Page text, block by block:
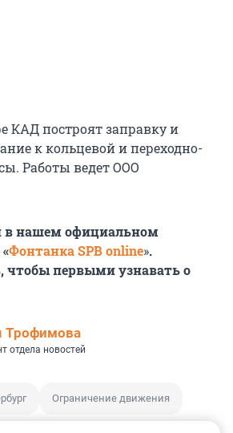
КАД построят заправку и
к кольцевой и переходно-
Работы ведет ООО
в нашем официальном
Фонтанка SPB online».
чтобы первыми узнавать о
Трофимова
отдела новостей
Ограничение движения